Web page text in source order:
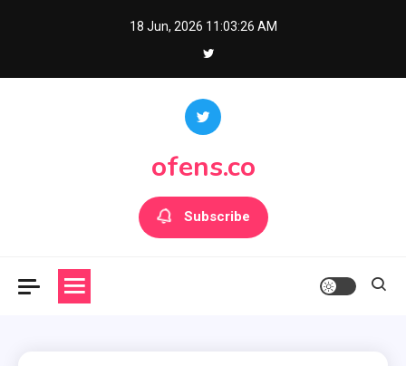
18 Jun, 2026 11:03:28 AM
ofens.co
Subscribe